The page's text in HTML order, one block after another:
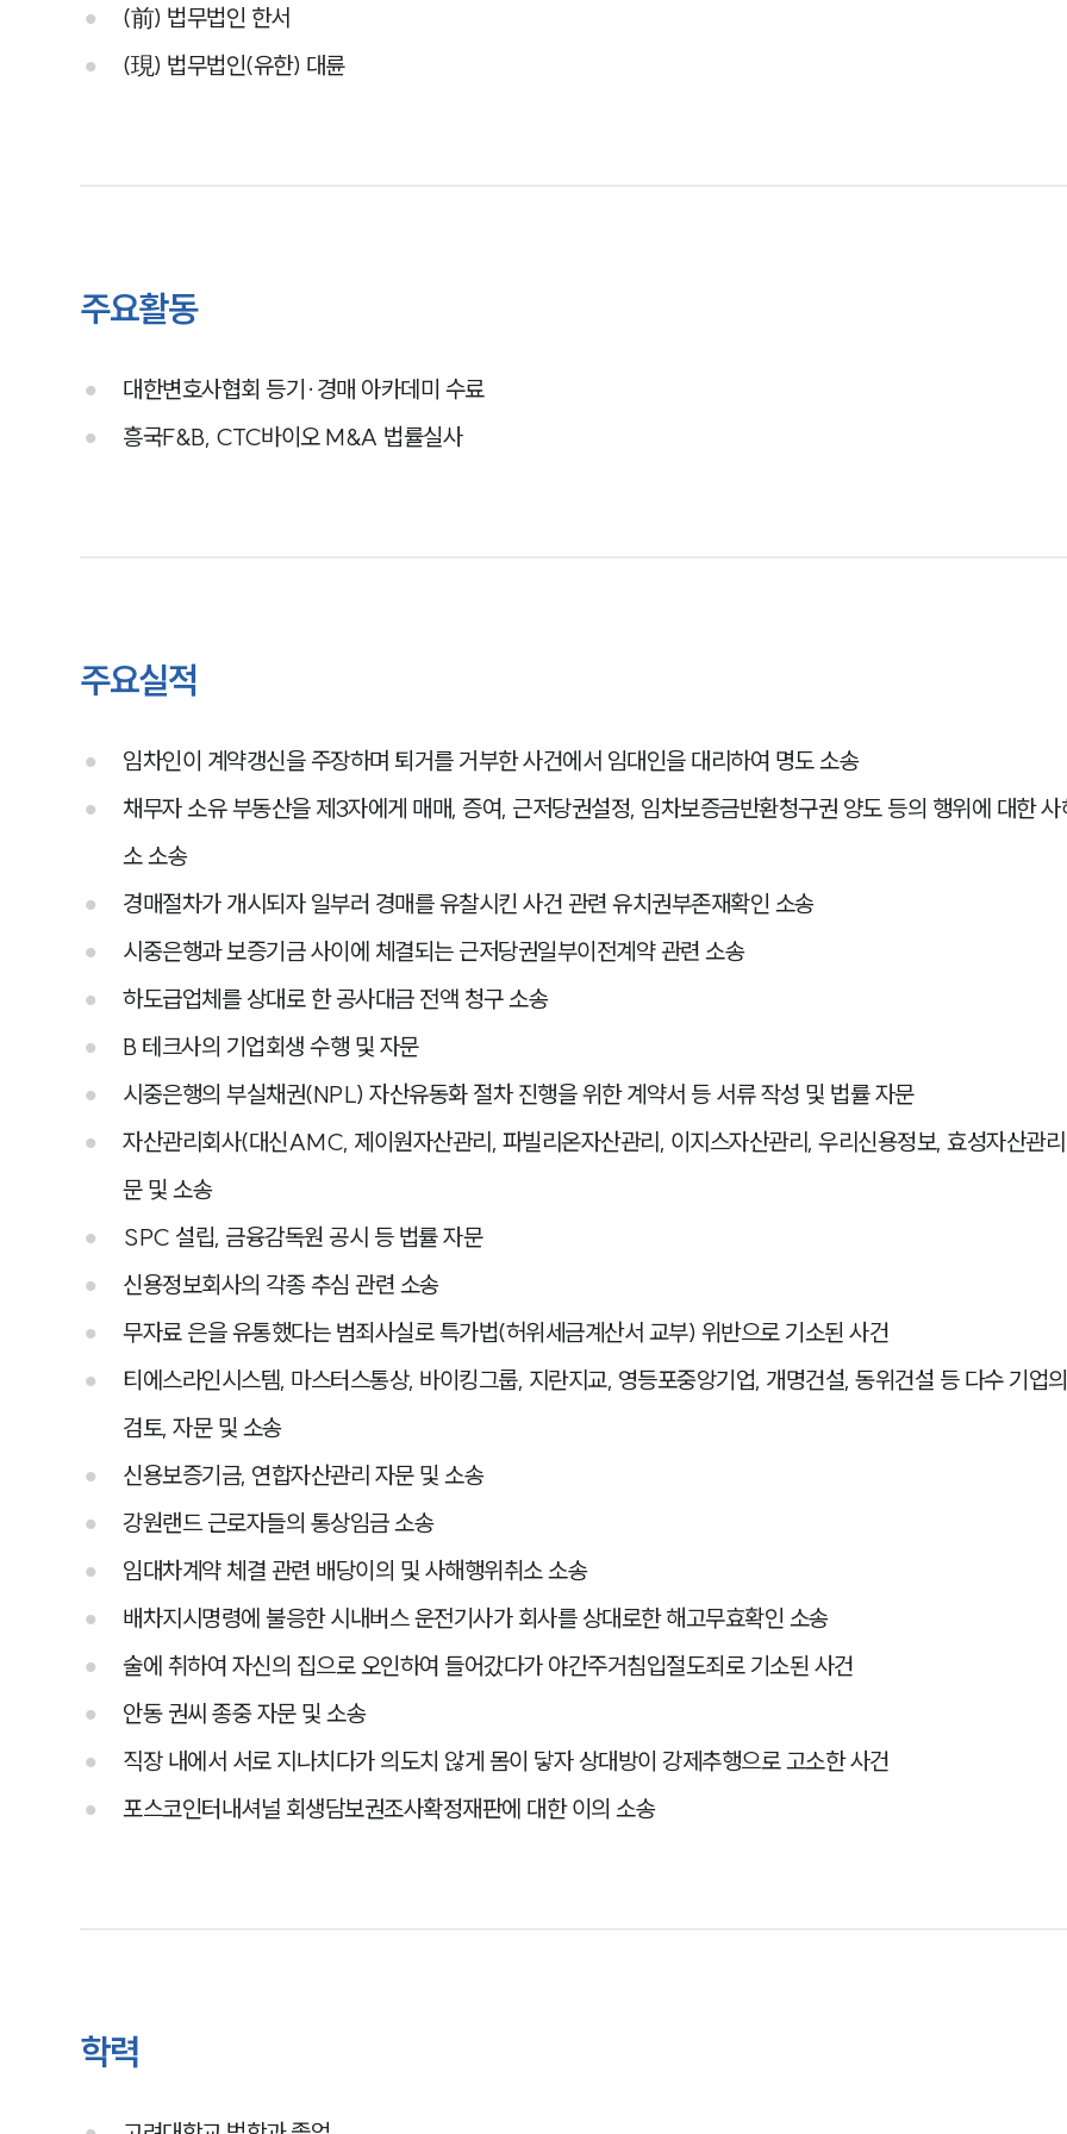
(前) 법무법인 한서
(現) 법무법인(유한) 대륜
주요활동
대한변호사협회 등기·경매 아카데미 수료
흥국F&B, CTC바이오 M&A 법률실사
주요실적
임차인이 계약갱신을 주장하며 퇴거를 거부한 사건에서 임대인을 대리하여 명도 소송
채무자 소유 부동산을 제3자에게 매매, 증여, 근저당권설정, 임차보증금반환청구권 양도 등의 행위에 대한 사
소 소송
경매절차가 개시되자 일부러 경매를 유찰시킨 사건 관련 유치권부존재확인 소송
시중은행과 보증기금 사이에 체결되는 근저당권일부이전계약 관련 소송
하도급업체를 상대로 한 공사대금 전액 청구 소송
B 테크사의 기업회생 수행 및 자문
시중은행의 부실채권(NPL) 자산유동화 절차 진행을 위한 계약서 등 서류 작성 및 법률 자문
자산관리회사(대신AMC, 제이원자산관리, 파빌리온자산관리, 이지스자산관리, 우리신용정보, 효성자산관
문 및 소송
SPC 설립, 금융감독원 공시 등 법률 자문
신용정보회사의 각종 추심 관련 소송
무자료 은을 유통했다는 범죄사실로 특가법(허위세금계산서 교부) 위반으로 기소된 사건
티에스라인시스템, 마스터스통상, 바이킹그룹, 지란지교, 영등포중앙기업, 개명건설, 동위건설 등 다수 기업
검토, 자문 및 소송
신용보증기금, 연합자산관리 자문 및 소송
강원랜드 근로자들의 통상임금 소송
임대차계약 체결 관련 배당이의 및 사해행위취소 소송
배차지시명령에 불응한 시내버스 운전기사가 회사를 상대로한 해고무효확인 소송
술에 취하여 자신의 집으로 오인하여 들어갔다가 야간주거침입절도죄로 기소된 사건
안동 권씨 종중 자문 및 소송
직장 내에서 서로 지나치다가 의도치 않게 몸이 닿자 상대방이 강제추행으로 고소한 사건
포스코인터내셔널 회생담보권조사확정재판에 대한 이의 소송
학력